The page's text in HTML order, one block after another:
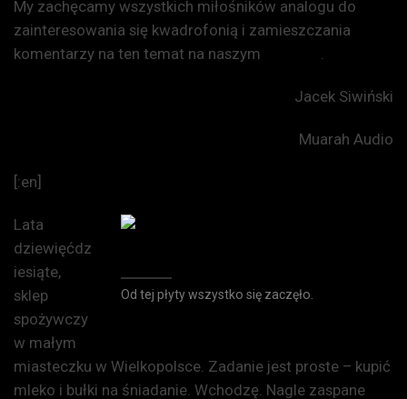
My zachęcamy wszystkich miłośników analogu do
zainteresowania się kwadrofonią i zamieszczania
komentarzy na ten temat na naszym
Jacek Siwiński
Muarah Audio
[:en]
Od tej płyty wszystko się zaczęło.
Lata
dziewięćdz
iesiąte,
sklep
spożywczy
w małym
miasteczku w Wielkopolsce. Zadanie jest proste – kupić
mleko i bułki na śniadanie. Wchodzę. Nagle zaspane